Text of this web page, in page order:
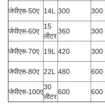
जेपीएस-50ए
14L 300 300
जेपीएस-60ए
15
लीटर
360 300
जेपीएस-70ए
19L 420 300
जेपीएस-80ए
22L 480 600
जेपीएस-100ए
30
लीटर
600 600